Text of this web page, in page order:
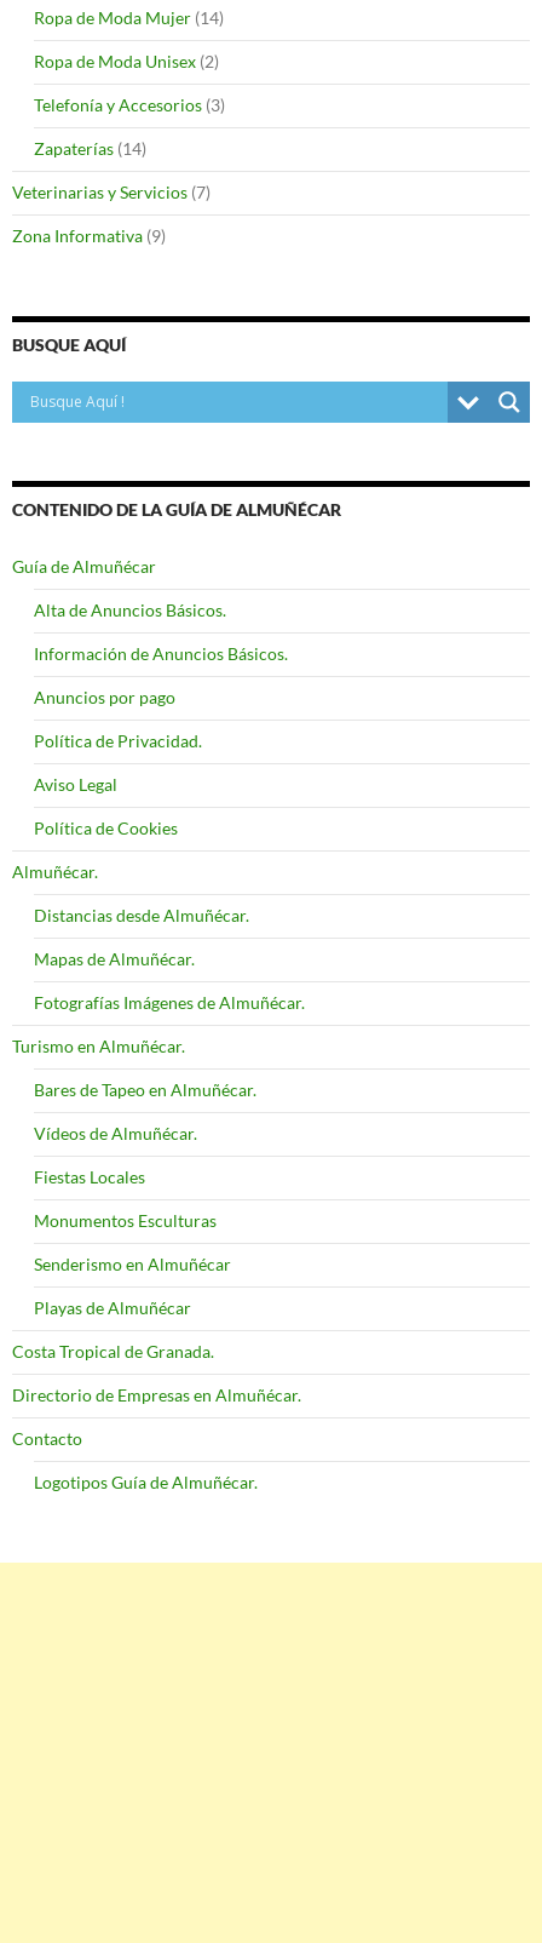
Ropa de Moda Mujer (14)
Ropa de Moda Unisex (2)
Telefonía y Accesorios (3)
Zapaterías (14)
Veterinarias y Servicios (7)
Zona Informativa (9)
BUSQUE AQUÍ
CONTENIDO DE LA GUÍA DE ALMUÑÉCAR
Guía de Almuñécar
Alta de Anuncios Básicos.
Información de Anuncios Básicos.
Anuncios por pago
Política de Privacidad.
Aviso Legal
Política de Cookies
Almuñécar.
Distancias desde Almuñécar.
Mapas de Almuñécar.
Fotografías Imágenes de Almuñécar.
Turismo en Almuñécar.
Bares de Tapeo en Almuñécar.
Vídeos de Almuñécar.
Fiestas Locales
Monumentos Esculturas
Senderismo en Almuñécar
Playas de Almuñécar
Costa Tropical de Granada.
Directorio de Empresas en Almuñécar.
Contacto
Logotipos Guía de Almuñécar.